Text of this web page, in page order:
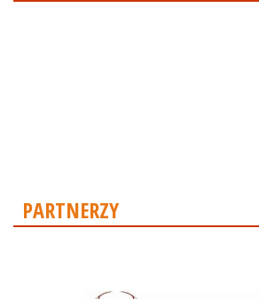
PARTNERZY